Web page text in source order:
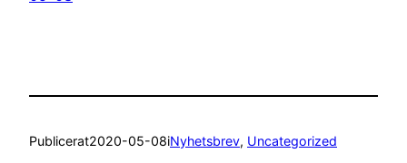
Publicerat2020-05-08iNyhetsbrev, Uncategorized